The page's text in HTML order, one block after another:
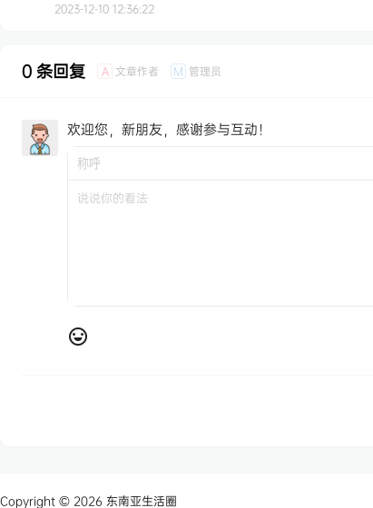
2023-12-10 12:36:22
0 条回复 A 文章作者 M 管理员
欢迎您，新朋友，感谢参与互动！
Copyright © 2026 东南亚生活圈